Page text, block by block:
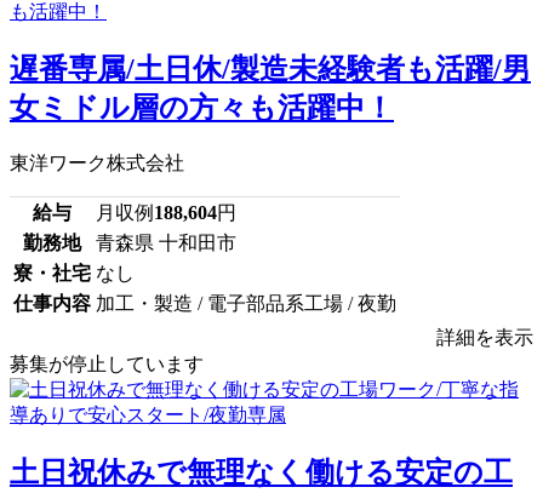
遅番専属/土日休/製造未経験者も活躍/男
女ミドル層の方々も活躍中！
東洋ワーク株式会社
給与 月収例 188,604円
勤務地
青森県 十和田市
寮・社宅 なし
仕事内容 加工・製造 / 電子部品系工場 / 夜勤
詳細を表示
募集が停止しています
土日祝休みで無理なく働ける安定の工